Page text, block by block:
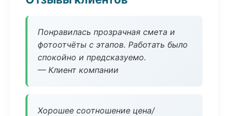
Понравилась прозрачная смета и
фотоотчёты с этапов. Работать было
спокойно и предсказуемо.
— Клиент компании
Хорошее соотношение цена/